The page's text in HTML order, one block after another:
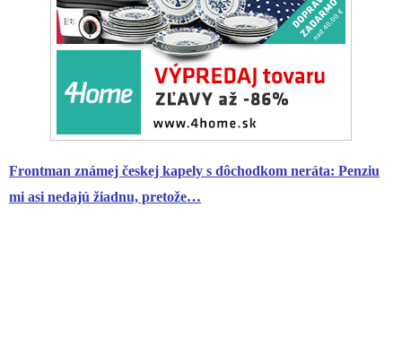
Frontman známej českej kapely s dôchodkom neráta: Penziu
mi asi nedajú žiadnu, pretože…